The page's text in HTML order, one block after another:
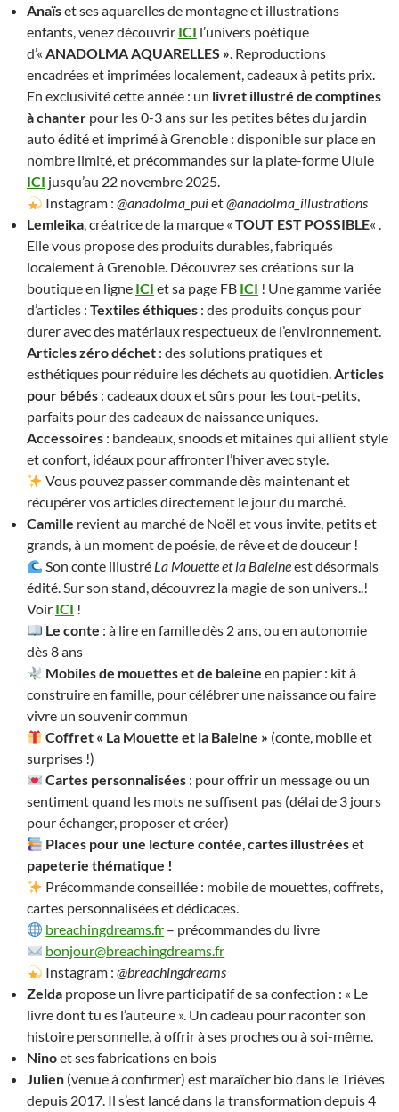
Anaïset ses aquarelles de montagne et illustrations
enfants, venez découvrir ICI l’univers poétique
d’« ANADOLMA AQUARELLES ». Reproductions
encadrées et imprimées localement, cadeaux à petits prix.
En exclusivité cette année : un livret illustré de comptines
à chanter pour les 0-3 ans sur les petites bêtes du jardin
auto édité et imprimé à Grenoble : disponible sur place en
nombre limité, et précommandes sur la plate-forme Ulule
ICI jusqu’au 22 novembre 2025.
Instagram :@anadolma_puiet@anadolma_illustrations
Lemleika, créatrice de la marque « TOUT EST POSSIBLE« .
Elle vous propose des produits durables, fabriqués
localement à Grenoble. Découvrez ses créations sur la
boutique en ligne ICI et sa page FB ICI ! Une gamme variée
d’articles : Textiles éthiques : des produits conçus pour
durer avec des matériaux respectueux de l’environnement.
Articles zéro déchet : des solutions pratiques et
esthétiques pour réduire les déchets au quotidien.Articles
pour bébés : cadeaux doux et sûrs pour les tout-petits,
parfaits pour des cadeaux de naissance uniques.
Accessoires : bandeaux, snoods et mitaines qui allient style
et confort, idéaux pour affronter l’hiver avec style.
Vous pouvez passer commande dès maintenant et
récupérer vos articles directement le jour du marché.
Camille revient au marché de Noël et vous invite, petits et
grands, à un moment de poésie, de rêve et de douceur !
Son conte illustré La Mouette et la Baleineest désormais
édité. Sur son stand, découvrez la magie de son univers..!
Voir ICI !
Le conte : à lire en famille dès 2 ans, ou en autonomie
dès 8 ans
Mobiles de mouettes et de baleine en papier : kit à
construire en famille, pour célébrer une naissance ou faire
vivre un souvenir commun
Coffret « La Mouette et la Baleine » (conte, mobile et
surprises !)
Cartes personnalisées : pour offrir un message ou un
sentiment quand les mots ne suffisent pas (délai de 3 jours
pour échanger, proposer et créer)
Places pour une lecture contée,cartes illustréeset
papeterie thématique !
Précommande conseillée : mobile de mouettes, coffrets,
cartes personnalisées et dédicaces.
breachingdreams.fr – précommandes du livre
bonjour@breachingdreams.fr
Instagram :@breachingdreams
Zelda propose un livre participatif de sa confection : « Le
livre dont tu es l’auteur.e ». Un cadeau pour raconter son
histoire personnelle, à offrir à ses proches ou à soi-même.
Ninoet ses fabrications en bois
Julien (venue à confirmer) est maraîcher bio dans le Trièves
depuis 2017. Il s’est lancé dans la transformation depuis 4